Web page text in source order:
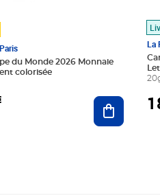
du Monde 2026 Monnaie
colorisée
Ajouter
La